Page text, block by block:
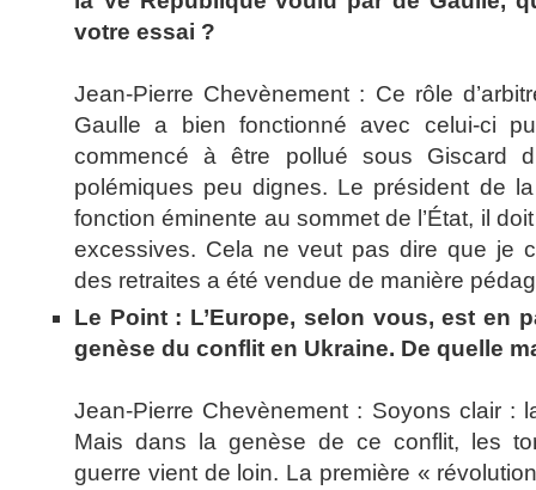
votre essai ?
Jean-Pierre Chevènement : Ce rôle
Gaulle a bien fonctionné avec celui-ci
commencé à être pollué sous Giscard
polémiques peu dignes. Le président de
fonction éminente au sommet de l’État, il
excessives. Cela ne veut pas dire que je
des retraites a été vendue de manière
Le Point : L’Europe, selon vous, est en
genèse du conflit en Ukraine. De quelle
Jean-Pierre Chevènement : Soyons clair :
Mais dans la genèse de ce conflit, les
guerre vient de loin. La première «